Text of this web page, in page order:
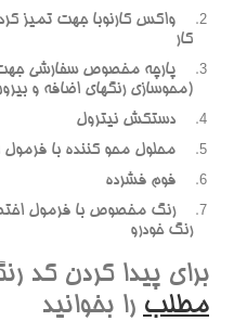
واکس کارنوبا جهت تميز
کار
(محوسازي رنگهاي اضافه و
دستکش نيترول
محلول محو کننده با
فوم فشرده
رنگ مخصوص با فرمول
رنگ خودرو
براي پيدا کردن کد
مطلب را بخوانيد